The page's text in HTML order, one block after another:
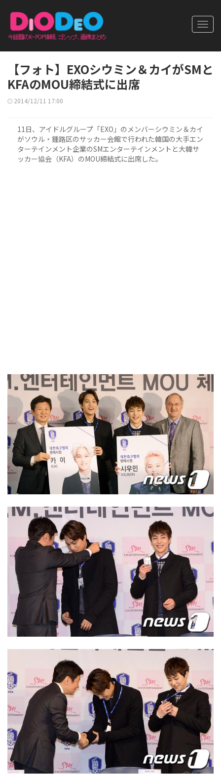
【フォト】EXOシウミン＆カイがSMと
KFAのMOU締結式に出席
2014/12/11 17:00
11日、アイドルグループ「EXO」のメンバーシウミン＆カイ
がソウル・鍾路区のサッカー会館で行われた韓国の大手エン
ターテインメント企業のSMエンターテインメントと大韓サ
ッカー協会（KFA）のMOU締結式に出席した。